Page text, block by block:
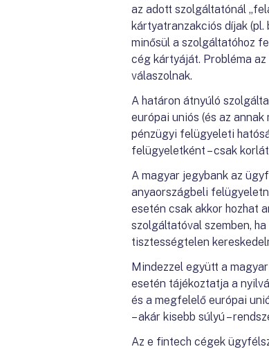
az adott szolgáltatónál
kártyatranzakciós díjak
minősül a szolgáltatóhoz
cég kártyáját. Probléma
válaszolnak.
A határon átnyúló
európai uniós (és az
pénzügyi felügyeleti
felügyeletként – csak
A magyar jegybank az
anyaországbeli
esetén csak akkor hozhat
szolgáltatóval szemben,
tisztességtelen
Mindezzel együtt a
esetén tájékoztatja a
és a megfelelő európai
– akár kisebb súlyú –
Az e fintech cégek